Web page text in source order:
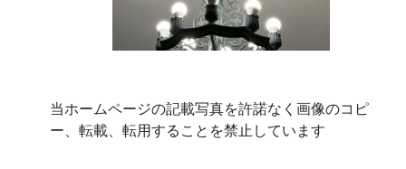
当ホームページの記載写真を許諾なく画像のコピ
ー、転載、転用することを禁止しています